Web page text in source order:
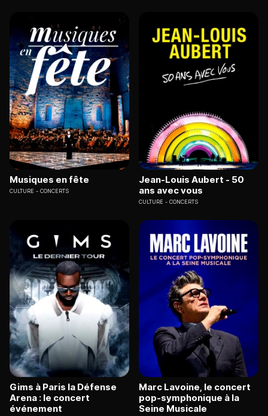
Musiques en fête
CULTURE CONCERTS
Jean-Louis Aubert - 50
ans avec vous
CULTURE CONCERTS
Gims à Paris la Défense
Arena : le concert
événement
Marc Lavoine, le concert
pop-symphonique à la
Seine Musicale